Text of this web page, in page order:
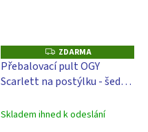
Z
D
A
R
M
ZDARMA
Přebalovací pult OGY
Scarlett na postýlku - šedý -
Perla - Bílá
Skladem ihned k odeslání